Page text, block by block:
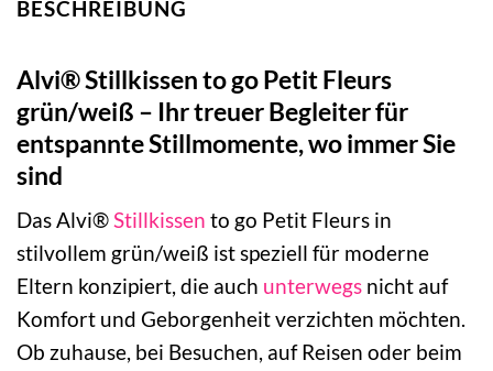
BESCHREIBUNG
Alvi® Stillkissen to go Petit Fleurs
grün/weiß – Ihr treuer Begleiter für
entspannte Stillmomente, wo immer Sie
sind
Das Alvi®Stillkissen to go Petit Fleurs in
stilvollem grün/weiß ist speziell für moderne
Eltern konzipiert, die auch unterwegs nicht auf
Komfort und Geborgenheit verzichten möchten.
Ob zuhause, bei Besuchen, auf Reisen oder beim